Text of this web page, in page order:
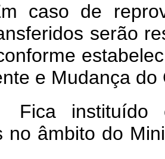
caso de
serão
e Mudança do
instituído
no âmbito do